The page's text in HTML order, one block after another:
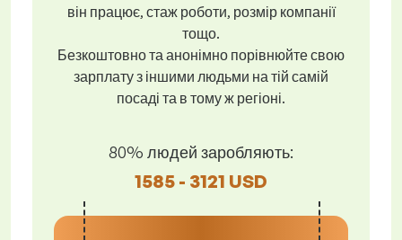
він працює, стаж роботи, розмір компанії
тощо.
Безкоштовно та анонімно порівнюйте свою
зарплату з іншими людьми на тій самій
посаді та в тому ж регіоні.
80% людей заробляють:
1585 - 3121 USD